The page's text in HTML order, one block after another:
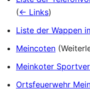
(← Links)
Liste der Wappen
Meincoten
Meinkoter
Ortsfeuerwehr